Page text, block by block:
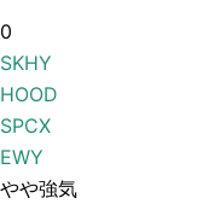
0
SKHY
HOOD
SPCX
EWY
やや強気